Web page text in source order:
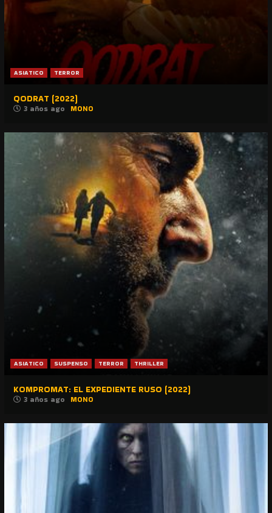
ASIATICO TERROR
QODRAT (2022)
3 años ago MONO
ASIATICO SUSPENSO TERROR THRILLER
KOMPROMAT: EL EXPEDIENTE RUSO (2022)
3 años ago MONO